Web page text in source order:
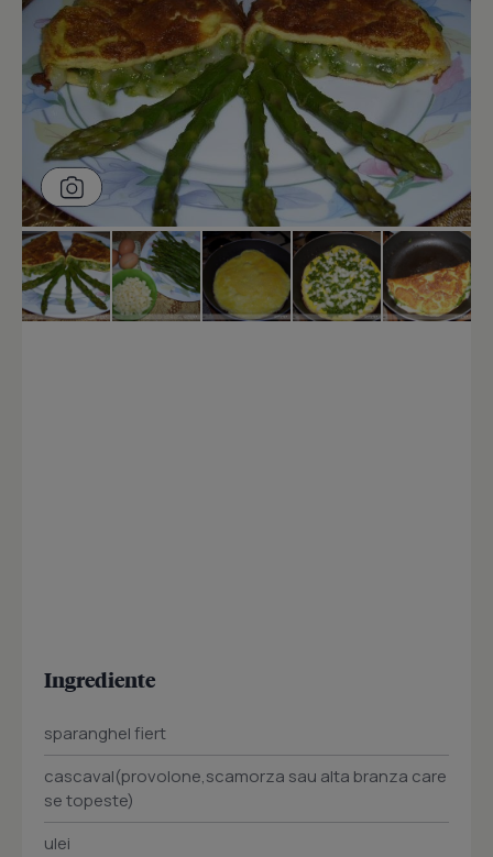
Ingrediente
sparanghel fiert
cascaval(provolone,scamorza sau alta branza care
se topeste)
ulei